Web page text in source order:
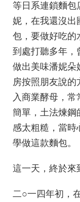
等日系連鎖麵包
妮，在我還沒出
包，要做好吃的
到處打聽多年，
做出美味潘妮朵
房按照朋友說的
入商業酵母，
簡單，土法煉鋼
感太粗糙，當時
學做這款麵包。
這一天，終於來
二○一四年初，